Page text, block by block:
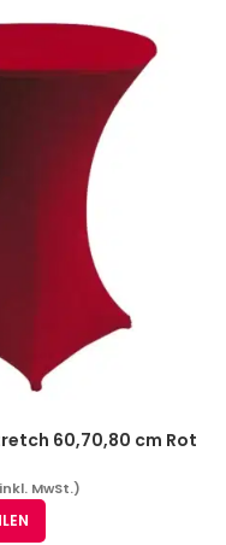
60,70,80 cm Rot
MwSt.)